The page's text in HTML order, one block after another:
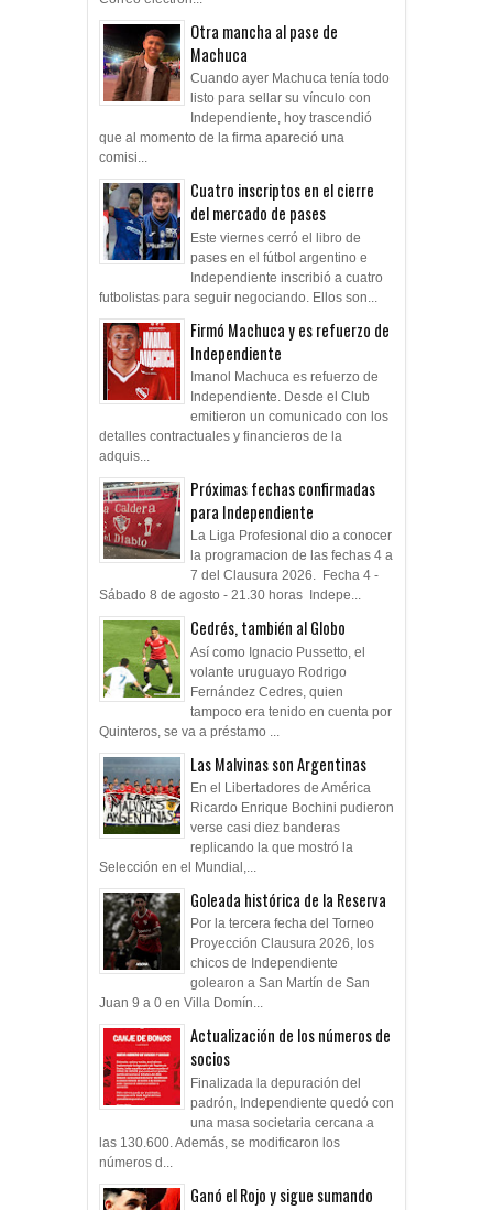
Otra mancha al pase de
Machuca
Cuando ayer Machuca tenía todo
listo para sellar su vínculo con
Independiente, hoy trascendió
que al momento de la firma apareció una
comisi...
Cuatro inscriptos en el cierre
del mercado de pases
Este viernes cerró el libro de
pases en el fútbol argentino e
Independiente inscribió a cuatro
futbolistas para seguir negociando. Ellos son...
Firmó Machuca y es refuerzo de
Independiente
Imanol Machuca es refuerzo de
Independiente. Desde el Club
emitieron un comunicado con los
detalles contractuales y financieros de la
adquis...
Próximas fechas confirmadas
para Independiente
La Liga Profesional dio a conocer
la programacion de las fechas 4 a
7 del Clausura 2026. Fecha 4 -
Sábado 8 de agosto - 21.30 horas Indepe...
Cedrés, también al Globo
Así como Ignacio Pussetto, el
volante uruguayo Rodrigo
Fernández Cedres, quien
tampoco era tenido en cuenta por
Quinteros, se va a préstamo ...
Las Malvinas son Argentinas
En el Libertadores de América
Ricardo Enrique Bochini pudieron
verse casi diez banderas
replicando la que mostró la
Selección en el Mundial,...
Goleada histórica de la Reserva
Por la tercera fecha del Torneo
Proyección Clausura 2026, los
chicos de Independiente
golearon a San Martín de San
Juan 9 a 0 en Villa Domín...
Actualización de los números de
socios
Finalizada la depuración del
padrón, Independiente quedó con
una masa societaria cercana a
las 130.600. Además, se modificaron los
números d...
Ganó el Rojo y sigue sumando